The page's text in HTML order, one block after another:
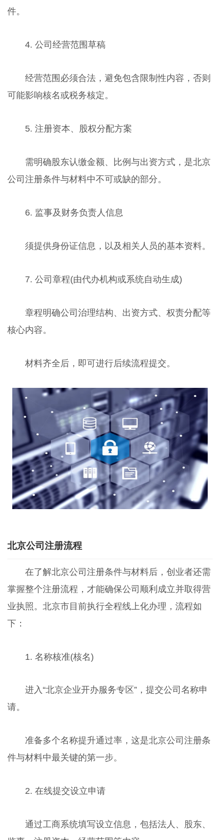
件。
4. 公司经营范围草稿
经营范围必须合法，避免包含限制性内容，否则
可能影响核名或税务核定。
5. 注册资本、股权分配方案
需明确股东认缴金额、比例与出资方式，是北京
公司注册条件与材料中不可或缺的部分。
6. 监事及财务负责人信息
须提供身份证信息，以及相关人员的基本资料。
7. 公司章程(由代办机构或系统自动生成)
章程明确公司治理结构、出资方式、权责分配等
核心内容。
材料齐全后，即可进行后续流程提交。
北京公司注册流程
在了解北京公司注册条件与材料后，创业者还需
掌握整个注册流程，才能确保公司顺利成立并取得营
业执照。北京市目前执行全程线上化办理，流程如
下：
1. 名称核准(核名)
进入“北京企业开办服务专区”，提交公司名称申
请。
准备多个名称提升通过率，这是北京公司注册条
件与材料中最关键的第一步。
2. 在线提交设立申请
通过工商系统填写设立信息，包括法人、股东、